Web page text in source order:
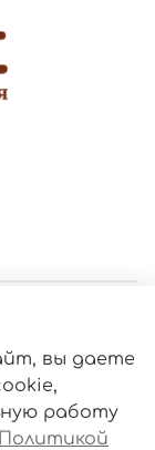
вы даете
работу
Политикой